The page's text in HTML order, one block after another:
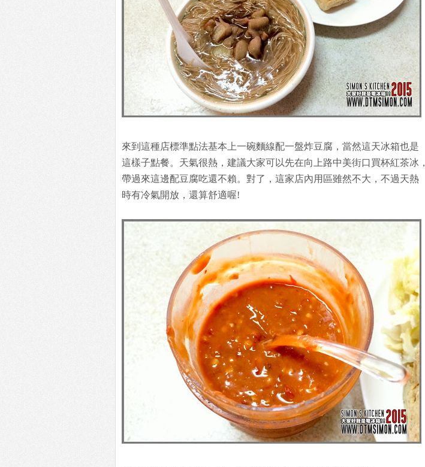
來到這種店標準點法基本上一碗麵線配一盤炸豆腐，當然這天冰箱也是
這樣子點餐。天氣很熱，建議大家可以先在向上路中美街口買杯紅茶冰，
帶過來這邊配豆腐吃還不賴。對了，這家店內用區雖然不大，不過天熱
時有冷氣開放，還算舒適喔!